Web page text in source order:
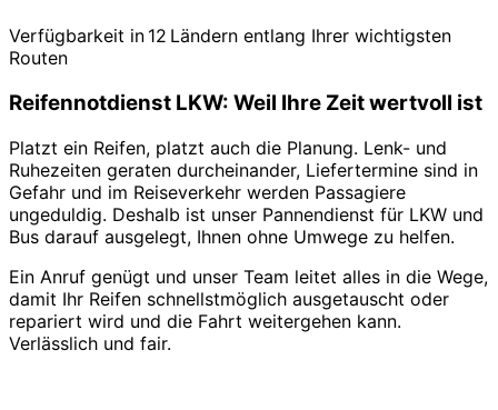
Verfügbarkeit in 12 Ländern entlang Ihrer wichtigsten
Routen
Reifennotdienst LKW: Weil Ihre Zeit wertvoll ist
Platzt ein Reifen, platzt auch die Planung. Lenk- und
Ruhezeiten geraten durcheinander, Liefertermine sind in
Gefahr und im Reiseverkehr werden Passagiere
ungeduldig. Deshalb ist unser Pannendienst für LKW und
Bus darauf ausgelegt, Ihnen ohne Umwege zu helfen.
Ein Anruf genügt und unser Team leitet alles in die Wege,
damit Ihr Reifen schnellstmöglich ausgetauscht oder
repariert wird und die Fahrt weitergehen kann.
Verlässlich und fair.